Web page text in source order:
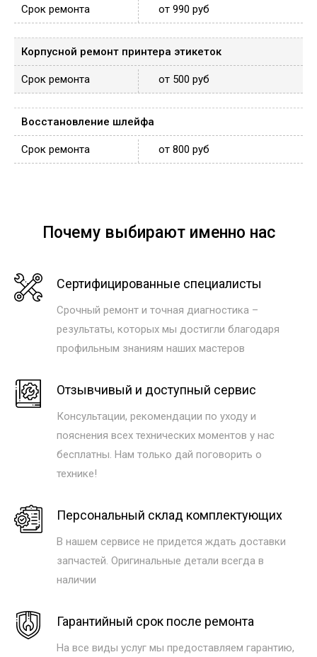
от 990 руб
Корпусной ремонт принтера этикеток
от 500 руб
Восстановление шлейфа
от 800 руб
Почему выбирают именно нас
Сертифицированные специалисты
Срочный ремонт и точная диагностика –
результаты, которых мы достигли благодаря
профильным знаниям наших мастеров
Отзывчивый и доступный сервис
Консультации, рекомендации по уходу и
пояснения всех технических моментов у нас
бесплатны. Нам только дай поговорить о
технике!
Персональный склад комплектующих
В нашем сервисе не придется ждать доставки
запчастей. Оригинальные детали всегда в
наличии
Гарантийный срок после ремонта
На все виды услуг мы предоставляем гарантию,